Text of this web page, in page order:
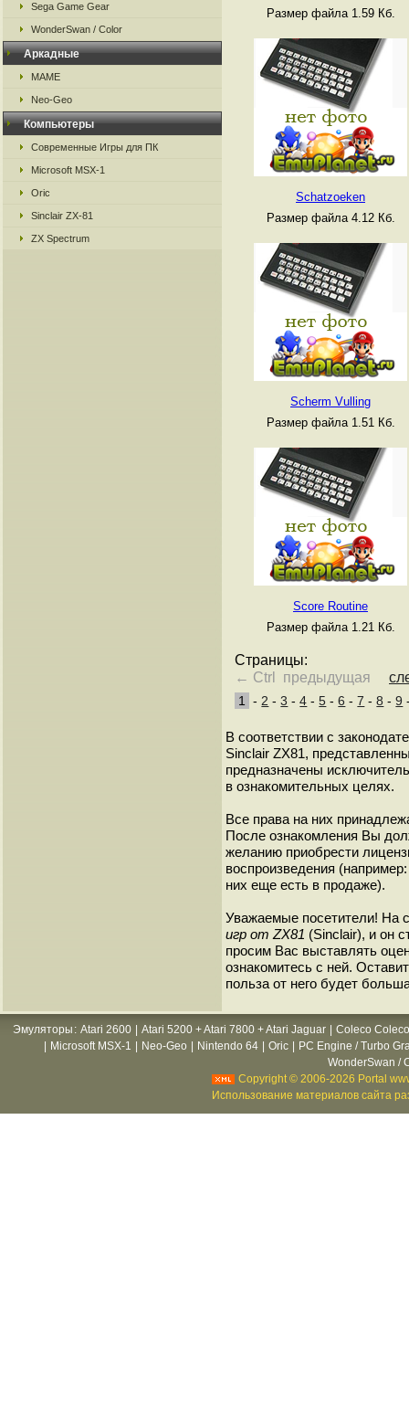
Sega Game Gear
WonderSwan / Color
Аркадные
MAME
Neo-Geo
Компьютеры
Современные Игры для ПК
Microsoft MSX-1
Oric
Sinclair ZX-81
ZX Spectrum
Размер файла 1.59 Кб.
Schatzoeken
Размер файла 4.12 Кб.
Scherm Vulling
Размер файла 1.51 Кб.
Score Routine
Размер файла 1.21 Кб.
Страницы:
← Ctrl предыдущая
1 - 2 -3 -4 -5 -6 -7 -8 -9
В соответствии с
Sinclair ZX81,
предназначены
в ознакомительных целях.
Все права на них
После ознакомления Вы
желанию приобрести
воспроизведения
них еще есть в продаже).
Уважаемые посетители! На
игр от ZX81 (Sinclair), и он
просим Вас выставлять
ознакомитесь с ней.
польза от него будет
Эмуляторы : Atari 2600 Atari 5200 + Atari 7800 + Atari Jaguar
Coleco
Microsoft MSX-1 Neo-Geo Nintendo 64 Oric
PC Engine / Turbo
WonderSwan /
Copyright © 2006-2026 Portal
Использование материалов сайта